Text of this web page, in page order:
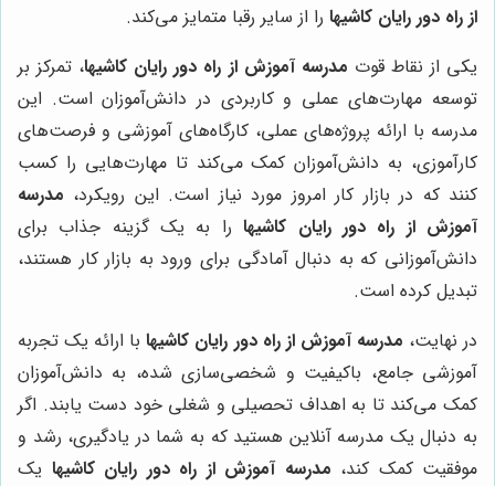
از راه دور رایان کاشیها را از سایر رقبا متمایز می‌کند.
یکی از نقاط قوت مدرسه آموزش از راه دور رایان کاشیها، تمرکز بر
توسعه مهارت‌های عملی و کاربردی در دانش‌آموزان است. این
مدرسه با ارائه پروژه‌های عملی، کارگاه‌های آموزشی و فرصت‌های
کارآموزی، به دانش‌آموزان کمک می‌کند تا مهارت‌هایی را کسب
کنند که در بازار کار امروز مورد نیاز است. این رویکرد، مدرسه
آموزش از راه دور رایان کاشیهارا به یک گزینه جذاب برای
دانش‌آموزانی که به دنبال آمادگی برای ورود به بازار کار هستند،
تبدیل کرده است.
در نهایت، مدرسه آموزش از راه دور رایان کاشیهابا ارائه یک تجربه
آموزشی جامع، باکیفیت و شخصی‌سازی شده، به دانش‌آموزان
کمک می‌کند تا به اهداف تحصیلی و شغلی خود دست یابند. اگر
به دنبال یک مدرسه آنلاین هستید که به شما در یادگیری، رشد و
موفقیت کمک کند، مدرسه آموزش از راه دور رایان کاشیها یک